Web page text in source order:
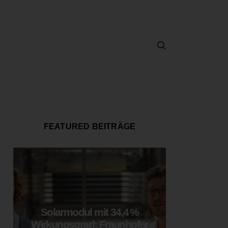
FEATURED BEITRÄGE
Solarmodul mit 34,4 %
Wirkungsgrad: Fraunhofer